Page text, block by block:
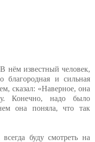
нём известный человек,
благородная и сильная
сказал: «Наверное, она
Конечно, надо было
она поняла, что так
буду смотреть на